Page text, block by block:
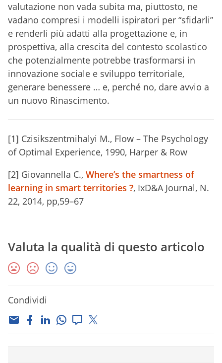
valutazione non vada subita ma, piuttosto, ne
vadano compresi i modelli ispiratori per “sfidarli”
e renderli più adatti alla progettazione e, in
prospettiva, alla crescita del contesto scolastico
che potenzialmente potrebbe trasformarsi in
innovazione sociale e sviluppo territoriale,
generare benessere … e, perché no, dare avvio a
un nuovo Rinascimento.
[1] Czisikszentmihalyi M., Flow – The Psychology
of Optimal Experience, 1990, Harper & Row
[2] Giovannella C., Where’s the smartness of
learning in smart territories ?, IxD&A Journal, N.
22, 2014, pp,59–67
Valuta la qualità di questo articolo
Condividi